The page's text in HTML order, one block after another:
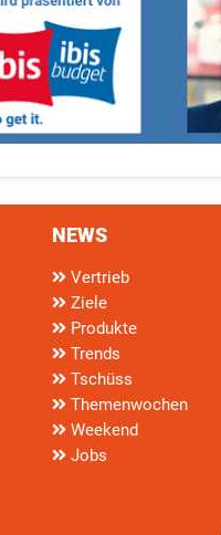
NEWS
Vertrieb
Ziele
Produkte
Trends
Tschüss
Themenwochen
Weekend
Jobs